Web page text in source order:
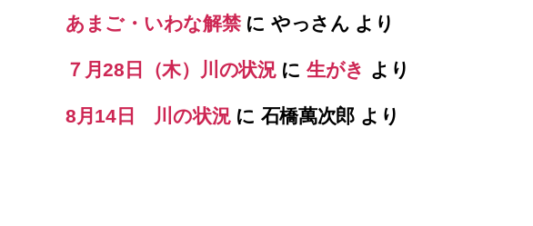
あまご・いわな解禁に やっさん より
７月28日（木）川の状況に 生がき より
8月14日 川の状況に 石橋萬次郎 より